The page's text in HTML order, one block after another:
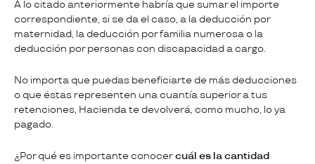
A lo citado anteriormente habría que sumar el importe
correspondiente, si se da el caso, a la deducción por
maternidad, la deducción por familia numerosa o la
deducción por personas con discapacidad a cargo.
No importa que puedas beneficiarte de más deducciones
o que éstas representen una cuantía superior a tus
retenciones, Hacienda te devolverá, como mucho, lo ya
pagado.
¿Por qué es importante conocercuál es la cantidad